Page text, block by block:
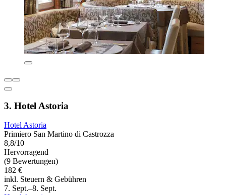
3. Hotel Astoria
Hotel Astoria
Primiero San Martino di Castrozza
8,8/10
Hervorragend
(9 Bewertungen)
182 €
inkl. Steuern & Gebühren
7. Sept.–8. Sept.